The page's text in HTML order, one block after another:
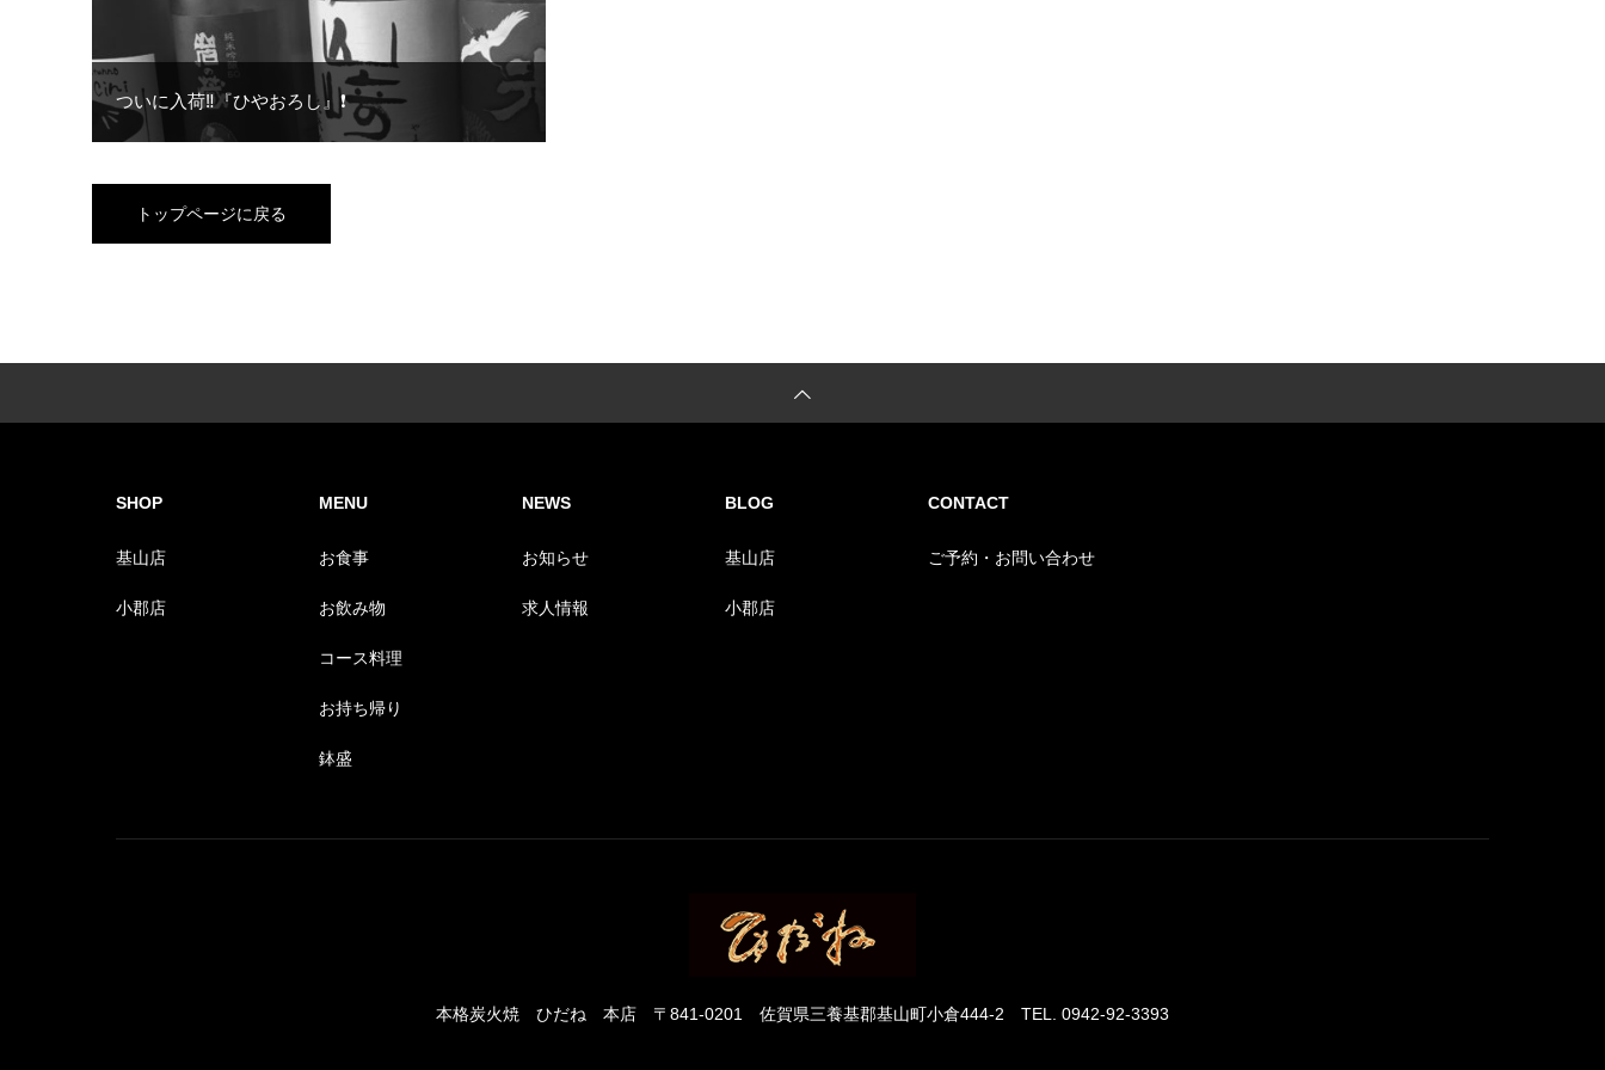
ついに入荷‼︎『ひやおろし』❗️
トップページに戻る
SHOP
基山店
小郡店
MENU
お食事
お飲み物
コース料理
お持ち帰り
鉢盛
NEWS
お知らせ
求人情報
BLOG
基山店
小郡店
CONTACT
ご予約・お問い合わせ
本格炭火焼 ひだね 本店 〒841-0201 佐賀県三養基郡基山町小倉444-2 TEL. 0942-92-3393